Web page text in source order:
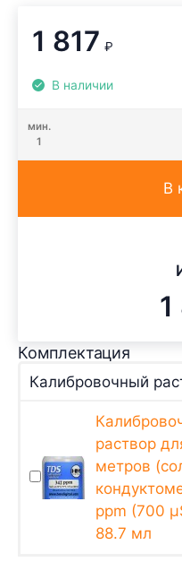
1 817 ₽
В наличии
мин.
1
В
1
Комплектация
Калибровочный
раствор
метров
ppm (700
88.7 мл